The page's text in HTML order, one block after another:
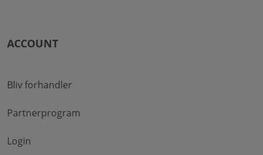
ACCOUNT
Bliv forhandler
Partnerprogram
Login